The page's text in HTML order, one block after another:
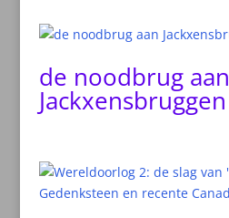
de noodbrug aan
Jackxensbruggen